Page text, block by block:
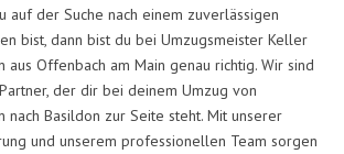
auf der Suche nach einem zuverlässigen
bist, dann bist du bei Umzugsmeister Keller
aus Offenbach am Main genau richtig. Wir sind
der dir bei deinem Umzug von
nach Basildon zur Seite steht. Mit unserer
und unserem professionellen Team sorgen